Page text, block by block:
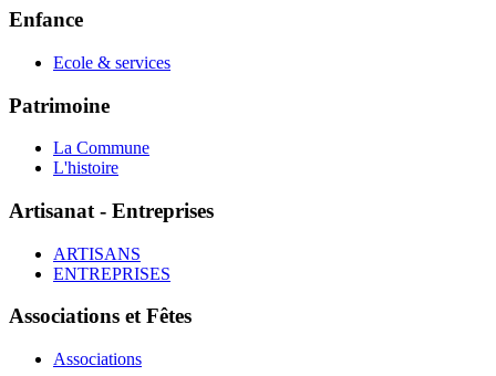
Enfance
Ecole & services
Patrimoine
La Commune
L'histoire
Artisanat - Entreprises
ARTISANS
ENTREPRISES
Associations et Fêtes
Associations